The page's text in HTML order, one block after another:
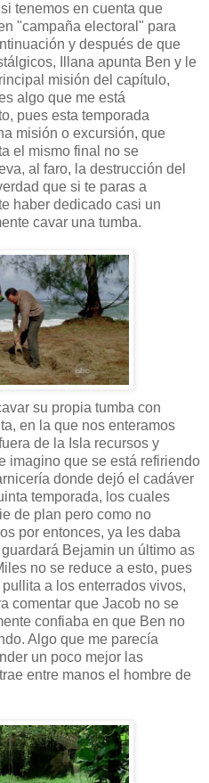
tenemos en cuenta que
"campaña electoral" para
y después de que
Illana apunta Ben y le
misión del capítulo,
algo que me está
pues esta temporada
misión o excursión, que
el mismo final no se
al faro, la destrucción del
que si te paras a
haber dedicado casi un
cavar una tumba.
su propia tumba con
en la que nos enteramos
de la Isla recursos y
imagino que se está refiriendo
donde dejó el cadáver
temporada, los cuales
de plan pero como no
por entonces, ya les daba
Bejamin un último as
no se reduce a esto, pues
a los enterrados vivos,
comentar que Jacob no se
confiaba en que Ben no
Algo que me parecía
un poco mejor las
entre manos el hombre de